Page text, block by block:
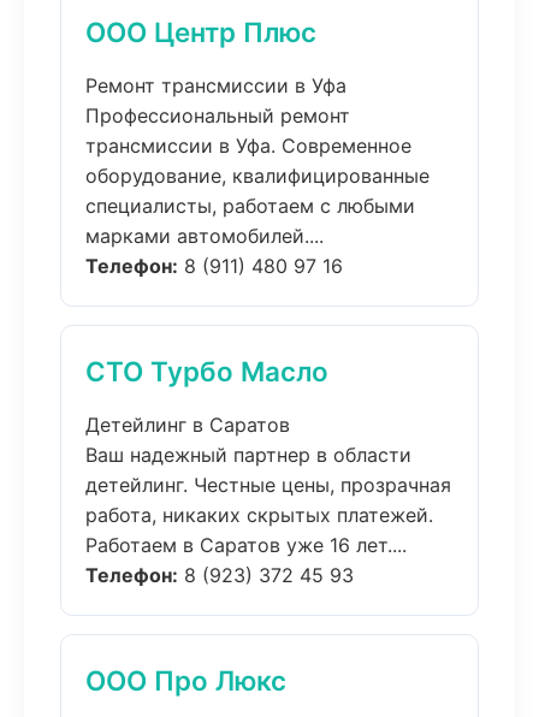
ООО Центр Плюс
Ремонт трансмиссии в Уфа
Профессиональный ремонт
трансмиссии в Уфа. Современное
оборудование, квалифицированные
специалисты, работаем с любыми
марками автомобилей....
Телефон: 8 (911) 480 97 16
СТО Турбо Масло
Детейлинг в Саратов
Ваш надежный партнер в области
детейлинг. Честные цены, прозрачная
работа, никаких скрытых платежей.
Работаем в Саратов уже 16 лет....
Телефон: 8 (923) 372 45 93
ООО Про Люкс